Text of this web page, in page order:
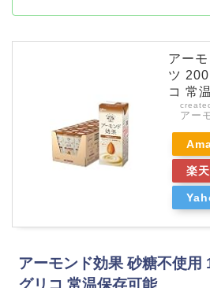
アー
ツ
コ 常
アー
楽
アーモンド効果 砂糖不使
グリコ 常温保存可能